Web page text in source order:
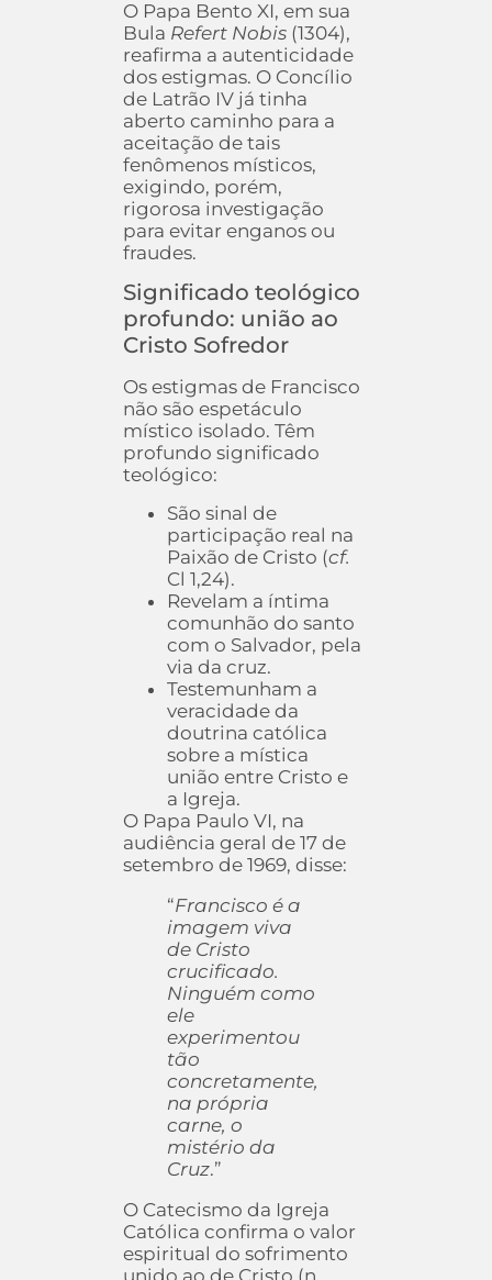
O Papa Bento XI, em sua
Bula Refert Nobis (1304),
reafirma a autenticidade
dos estigmas. O Concílio
de Latrão IV já tinha
aberto caminho para a
aceitação de tais
fenômenos místicos,
exigindo, porém,
rigorosa investigação
para evitar enganos ou
fraudes.
Significado teológico
profundo: união ao
Cristo Sofredor
Os estigmas de Francisco
não são espetáculo
místico isolado. Têm
profundo significado
teológico:
São sinal de
participação real na
Paixão de Cristo (cf.
Cl 1,24).
Revelam a íntima
comunhão do santo
com o Salvador, pela
via da cruz.
Testemunham a
veracidade da
doutrina católica
sobre a mística
união entre Cristo e
a Igreja.
O Papa Paulo VI, na
audiência geral de 17 de
setembro de 1969, disse:
“Francisco é a
imagem viva
de Cristo
crucificado.
Ninguém como
ele
experimentou
tão
concretamente,
na própria
carne, o
mistério da
Cruz.”
O Catecismo da Igreja
Católica confirma o valor
espiritual do sofrimento
unido ao de Cristo (n.